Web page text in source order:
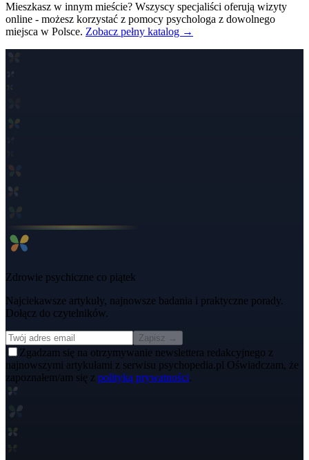
Mieszkasz w innym mieście? Wszyscy specjaliści oferują wizyty
online - możesz korzystać z pomocy psychologa z dowolnego
miejsca w Polsce. Zobacz pełny katalog →
Zdrowie psychiczne co piątek
Najciekawsze artykuły, najnowsze badania i praktyczne porady.
Dołącz do czytelników.
Zapisz →
Zgadzam się na otrzymywanie newslettera redakcyjnego z
najnowszymi artykułami z serwisu psychopedia.pl Oświadczam, że
zapoznałem/am się z polityką prywatności.